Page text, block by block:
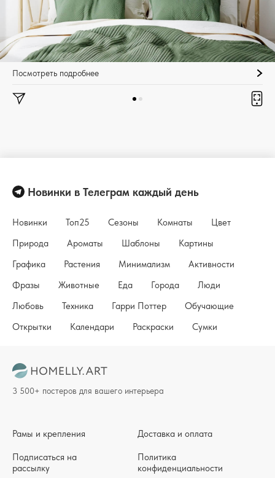
Посмотреть подробнее
Новинки в Телеграм каждый день
Новинки Топ25 Сезоны Комнаты
Цвет
Природа
Ароматы Шаблоны
Картины
Графика
Растения Минимализм
Активности
Фразы
Животные Еда Города
Люди
Любовь
Техника Гарри Поттер
Обучающие
Открытки
Календари Раскраски Сумки
Рамы и крепления
Подписаться на
рассылку
Доставка и оплата
Политика
конфиденциальности
3 500+ постеров для вашего интерьера